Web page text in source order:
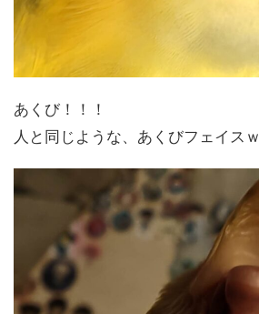
あくび！！！
人と同じような、あくびフェイスｗ